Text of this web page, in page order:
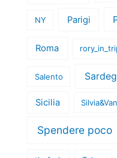
NY Parigi
Roma
Salento
Sicilia
Spendere poco